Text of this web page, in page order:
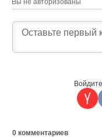
Вы не авторизованы
0 комментариев